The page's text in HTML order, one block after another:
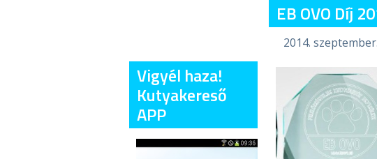
Vigyél haza!
Kutyakereső
APP
EB OVO Díj
2014.